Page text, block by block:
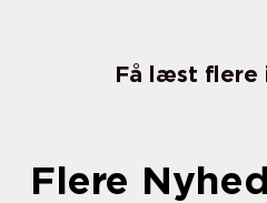
Få læst flere
Flere